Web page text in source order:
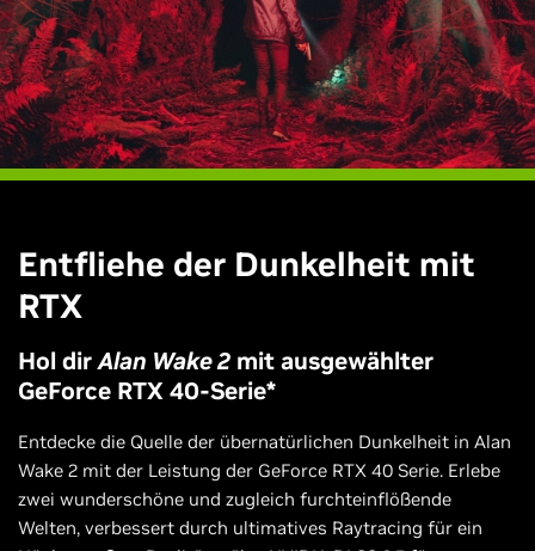
Entfliehe der Dunkelheit mit
RTX
Hol dirAlan Wake 2 mit ausgewählter
GeForce RTX 40-Serie*
Entdecke die Quelle der übernatürlichen Dunkelheit in Alan
Wake 2 mit der Leistung der GeForce RTX 40 Serie. Erlebe
zwei wunderschöne und zugleich furchteinflößende
Welten, verbessert durch ultimatives Raytracing für ein